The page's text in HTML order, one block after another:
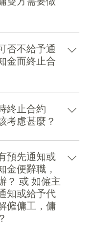
僱傭合約通知書
終止僱傭合約通
於 附錄 IVb。
付所有工資及其
項，最好將款項存
並取回收據。 -
止日期7天內，以
終止合約的事
知勞工處。 傭
主結算須支付的
- 必須在合約終止
以書面通知入境事
庭傭工組有關終
宜，但不須通知勞
否不給予通
金而終止合
殊的情況下，僱
預先通知或給予
止合約。 僱主在
而終止僱傭合
在與其僱傭 有關
故意不服從僱主
令 - 行為不當 -
忠實行為 - 慣常疏
以下情況，亦可
約，而無須預先
通知金： - 合理
終止合約
考慮甚麼？
約通常是由於勞資
而引致的。在爭
事情會被誇大，
會認為有足夠理
約或視之為終
法往往是錯誤
一個家庭的環境
會有獨立的證人，
預先通知或
金便辭職，
？ 或 如僱主
知或給予代
僱傭工，傭